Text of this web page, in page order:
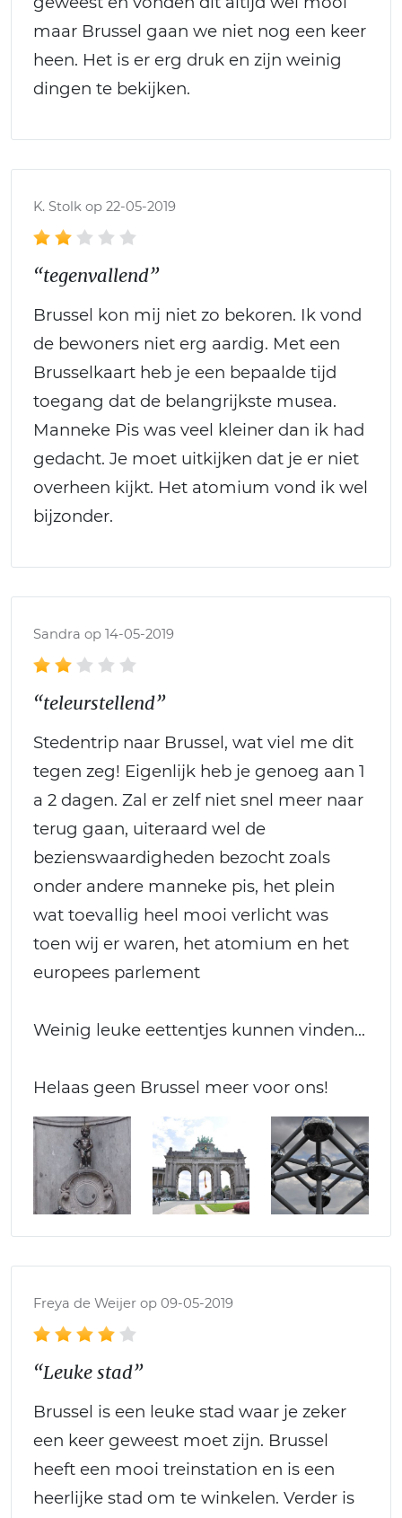
maar Brussel gaan we niet nog een keer
heen. Het is er erg druk en zijn weinig
dingen te bekijken.
K. Stolk op 22-05-2019
“tegenvallend”
Brussel kon mij niet zo bekoren. Ik vond
de bewoners niet erg aardig. Met een
Brusselkaart heb je een bepaalde tijd
toegang dat de belangrijkste musea.
Manneke Pis was veel kleiner dan ik had
gedacht. Je moet uitkijken dat je er niet
overheen kijkt. Het atomium vond ik wel
bijzonder.
Sandra op 14-05-2019
“teleurstellend”
Stedentrip naar Brussel, wat viel me dit
tegen zeg! Eigenlijk heb je genoeg aan 1
a 2 dagen. Zal er zelf niet snel meer naar
terug gaan, uiteraard wel de
bezienswaardigheden bezocht zoals
onder andere manneke pis, het plein
wat toevallig heel mooi verlicht was
toen wij er waren, het atomium en het
europees parlement
Weinig leuke eettentjes kunnen vinden...
Helaas geen Brussel meer voor ons!
Freya de Weijer op 09-05-2019
“Leuke stad”
Brussel is een leuke stad waar je zeker
een keer geweest moet zijn. Brussel
heeft een mooi treinstation en is een
heerlijke stad om te winkelen. Verder is